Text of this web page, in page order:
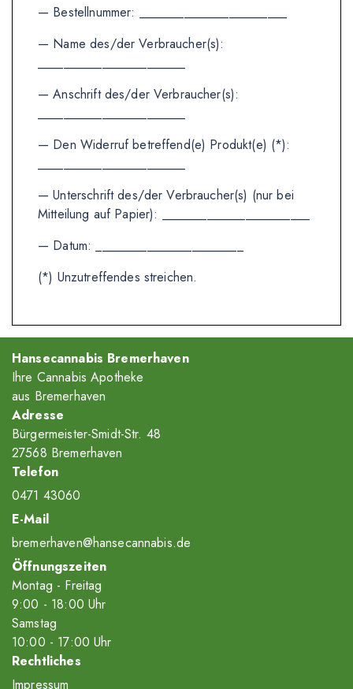
— Bestellnummer: _______________________
— Name des/der Verbraucher(s):
— Anschrift des/der Verbraucher(s):
— Den Widerruf betreffend(e) Produkt(e) (*):
— Unterschrift des/der Verbraucher(s) (nur bei
Mitteilung auf Papier): _______________________
— Datum: _______________________
(*) Unzutreffendes streichen.
Hansecannabis Bremerhaven
Ihre Cannabis Apotheke
aus Bremerhaven
Adresse
Bürgermeister-Smidt-Str. 48
27568 Bremerhaven
Telefon
0471 43060
E-Mail
bremerhaven@hansecannabis.de
Öffnungszeiten
Montag - Freitag
9:00 - 18:00 Uhr
Samstag
10:00 - 17:00 Uhr
Rechtliches
Impressum